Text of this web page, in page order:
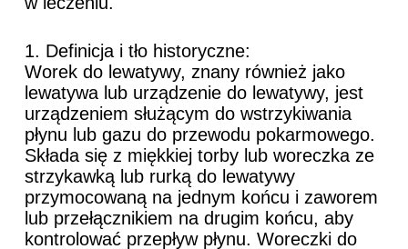
1. Definicja i tło historyczne:
Worek do lewatywy, znany również jako
lewatywa lub urządzenie do lewatywy, jest
urządzeniem służącym do wstrzykiwania
płynu lub gazu do przewodu pokarmowego.
Składa się z miękkiej torby lub woreczka ze
strzykawką lub rurką do lewatywy
przymocowaną na jednym końcu i zaworem
lub przełącznikiem na drugim końcu, aby
kontrolować przepływ płynu. Woreczki do